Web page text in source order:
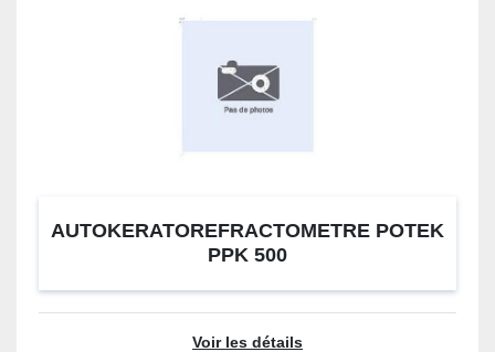
AUTOKERATOREFRACTOMETRE POTEK
PPK 500
Voir les détails